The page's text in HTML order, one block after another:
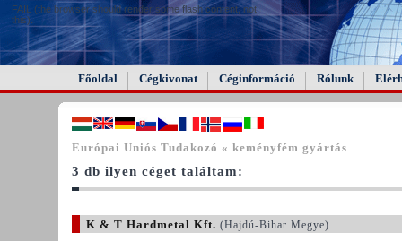
FAIL (the browser should render some flash content, not
this).
Főoldal Cégkivonat Céginformáció Rólunk
Európai Uniós Tudakozó « keményfém gyártás
3 db ilyen céget találtam:
K & T Hardmetal Kft. (Hajdú-Bihar Megye)